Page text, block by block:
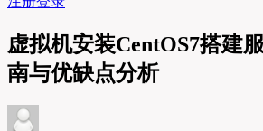
虚拟机安装CentOS7搭建
南与优缺点分析